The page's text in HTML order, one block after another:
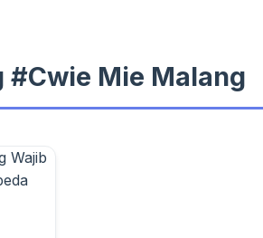
Mie Malang